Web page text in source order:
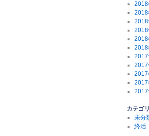
2018
2018
2018
2018
2018
2018
2017
2017
2017
2017
2017
カテゴ
未分
終活